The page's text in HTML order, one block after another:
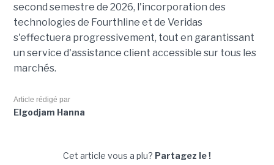
second semestre de 2026, l'incorporation des
technologies de Fourthline et de Veridas
s'effectuera progressivement, tout en garantissant
un service d'assistance client accessible sur tous les
marchés.
Article rédigé par
Elgodjam Hanna
Cet article vous a plu? Partagez le !